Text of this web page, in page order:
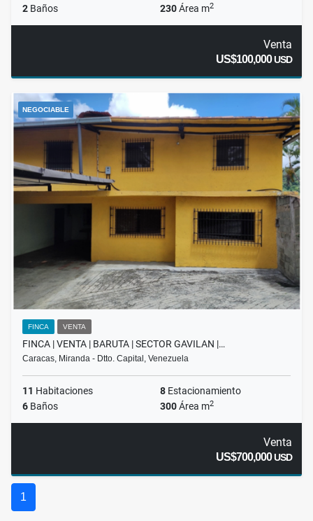
2 Baños 230Área m2
Venta
US$100,000USD
NEGOCIABLE
FINCA VENTA
FINCA | VENTA | BARUTA | SECTOR GAVILAN |…
Caracas, Miranda - Dtto. Capital, Venezuela
11 Habitaciones 8 Estacionamiento
6 Baños 300Área m2
Venta
US$700,000USD
1